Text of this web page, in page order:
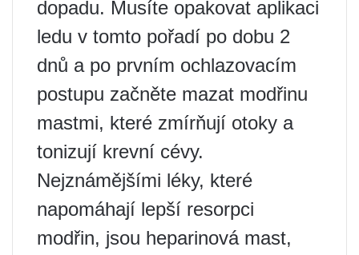
dopadu. Musíte opakovat aplikaci
ledu v tomto pořadí po dobu 2
dnů a po prvním ochlazovacím
postupu začněte mazat modřinu
mastmi, které zmírňují otoky a
tonizují krevní cévy.
Nejznámějšími léky, které
napomáhají lepší resorpci
modřin, jsou heparinová mast,